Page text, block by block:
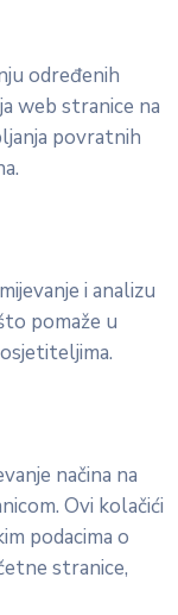
određenih
web stranice na
povratnih
i analizu
pomaže u
načina na
Ovi kolačići
podacima o
stranice,